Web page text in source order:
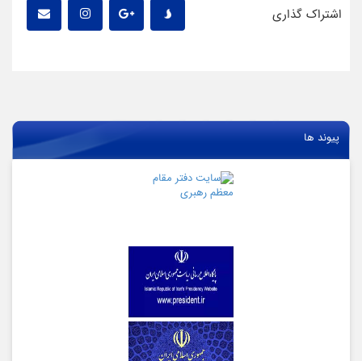
اشتراک گذاری
پیوند ها